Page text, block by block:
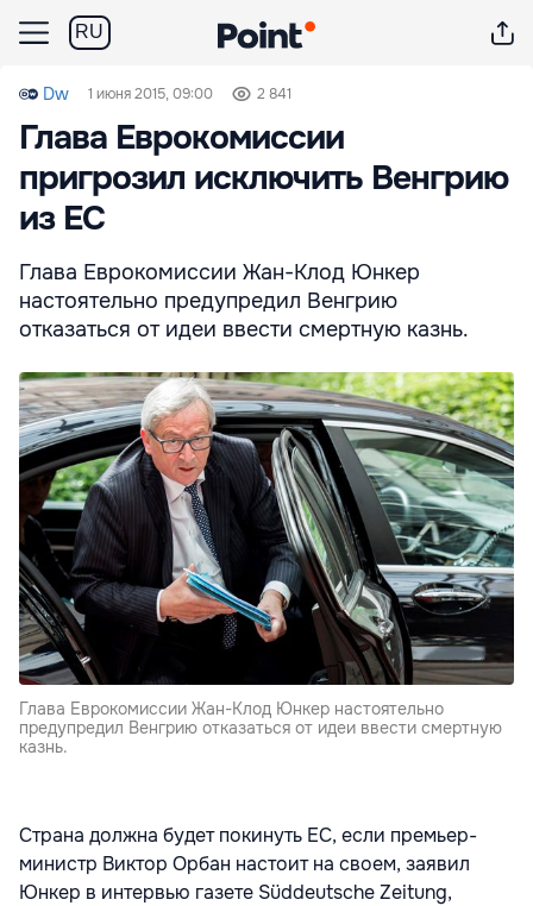
RU
Dw 1 июня 2015, 09:00 2 841
Глава Еврокомиссии
пригрозил исключить Венгрию
из ЕС
Глава Еврокомиссии Жан-Клод Юнкер
настоятельно предупредил Венгрию
отказаться от идеи ввести смертную казнь.
Глава Еврокомиссии Жан-Клод Юнкер настоятельно
предупредил Венгрию отказаться от идеи ввести смертную
казнь.
Страна должна будет покинуть ЕС, если премьер-
министр Виктор Орбан настоит на своем, заявил
Юнкер в интервью газете Süddeutsche Zeitung,